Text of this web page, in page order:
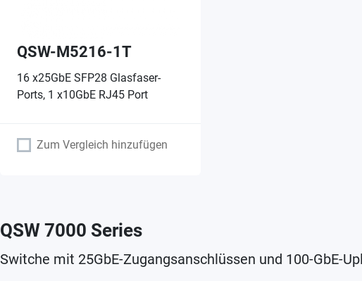
QSW-M5216-1T
16 x25GbE SFP28 Glasfaser-
Ports, 1 x10GbE RJ45 Port
Zum Vergleich hinzufügen
QSW 7000 Series
Switche mit 25GbE-Zugangsanschlüssen und 100-GbE-